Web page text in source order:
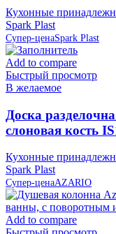
Кухонные
Spark Plast
Супер-ценаSpark Plast
Add to compare
Быстрый просмотр
В желаемое
Доска
слоновая кость
Кухонные
Spark Plast
Супер-ценаAZARIO
Add to compare